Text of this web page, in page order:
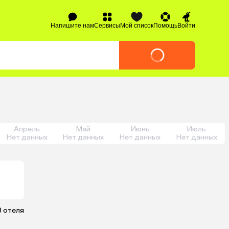
Напишите намСервисыМой списокПомощьВойти
Апрель
Нет данных
Май
Нет данных
Июнь
Нет данных
Июль
Нет данных
отеля